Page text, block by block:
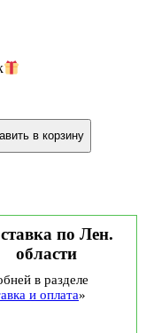
в корзину
по Лен.
области
в разделе
и оплата»